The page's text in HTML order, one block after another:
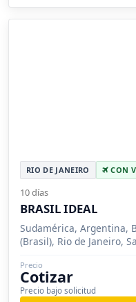
RIO DE JANEIRO CON
10 días
BRASIL IDEAL
Sudamérica, Argentina,
(Brasil), Rio de Janeiro,
Precio
Cotizar
Precio bajo solicitud